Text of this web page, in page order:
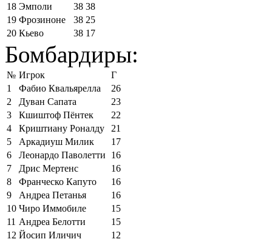
18 Эмполи 38 38
19 Фрозиноне 38 25
20 Кьево 38 17
Бомбардиры:
№ Игрок
Г
1
Фабио Квальярелла
26
2
Дуван Сапата
23
3
Кшиштоф Пёнтек
22
4
Криштиану Роналду
21
5
Аркадиуш Милик
17
6
Леонардо Паволетти
16
7
Дрис Мертенс
16
8
Франческо Капуто
16
9
Андреа Петанья
16
10 Чиро Иммобиле
15
11 Андреа Белотти
15
12 Йосип Иличич
12